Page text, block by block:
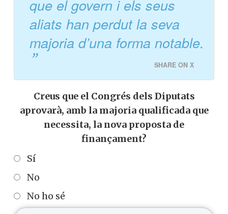
que el govern i els seus
aliats han perdut la seva
majoria d’una forma notable.
SHARE ON X
Creus que el Congrés dels Diputats
aprovarà, amb la majoria qualificada que
necessita, la nova proposta de
finançament?
Sí
No
No ho sé